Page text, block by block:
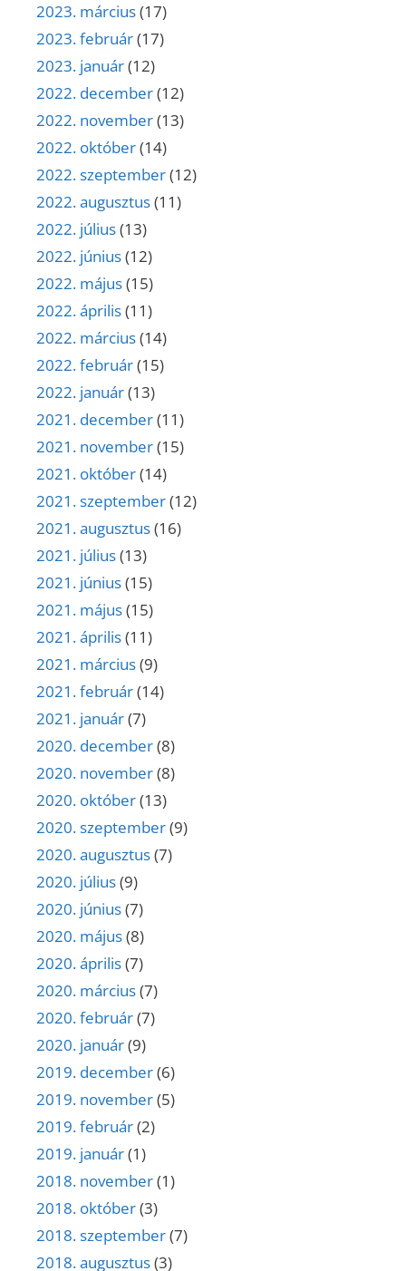
2023. március(17)
2023. február(17)
2023. január(12)
2022. december(12)
2022. november(13)
2022. október(14)
2022. szeptember(12)
2022. augusztus(11)
2022. július(13)
2022. június(12)
2022. május(15)
2022. április(11)
2022. március(14)
2022. február(15)
2022. január(13)
2021. december(11)
2021. november(15)
2021. október(14)
2021. szeptember(12)
2021. augusztus(16)
2021. július(13)
2021. június(15)
2021. május(15)
2021. április(11)
2021. március(9)
2021. február(14)
2021. január(7)
2020. december(8)
2020. november(8)
2020. október(13)
2020. szeptember(9)
2020. augusztus(7)
2020. július(9)
2020. június(7)
2020. május(8)
2020. április(7)
2020. március(7)
2020. február(7)
2020. január(9)
2019. december(6)
2019. november(5)
2019. február(2)
2019. január(1)
2018. november(1)
2018. október(3)
2018. szeptember(7)
2018. augusztus(3)